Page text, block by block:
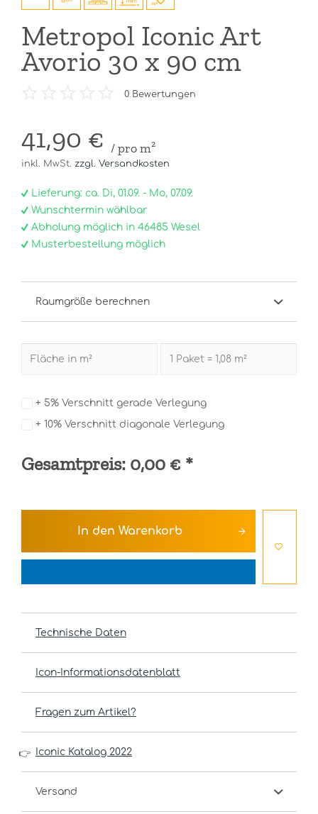
Metropol Iconic Art
Avorio 30 x 90 cm
0 Bewertungen
41,90 € / pro m²
inkl. MwSt. zzgl. Versandkosten
Lieferung: ca. Di, 01.09. - Mo, 07.09.
Wunschtermin wählbar
Abholung möglich in 46485 Wesel
Musterbestellung möglich
Raumgröße berechnen
+ 5% Verschnitt gerade Verlegung
+ 10% Verschnitt diagonale Verlegung
Gesamtpreis: 0,00 € *
In den Warenkorb
Technische Daten
Icon-Informationsdatenblatt
Fragen zum Artikel?
👉 Iconic Katalog 2022
Versand